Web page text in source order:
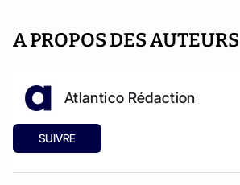
A PROPOS DES AUTEURS
Atlantico Rédaction
SUIVRE